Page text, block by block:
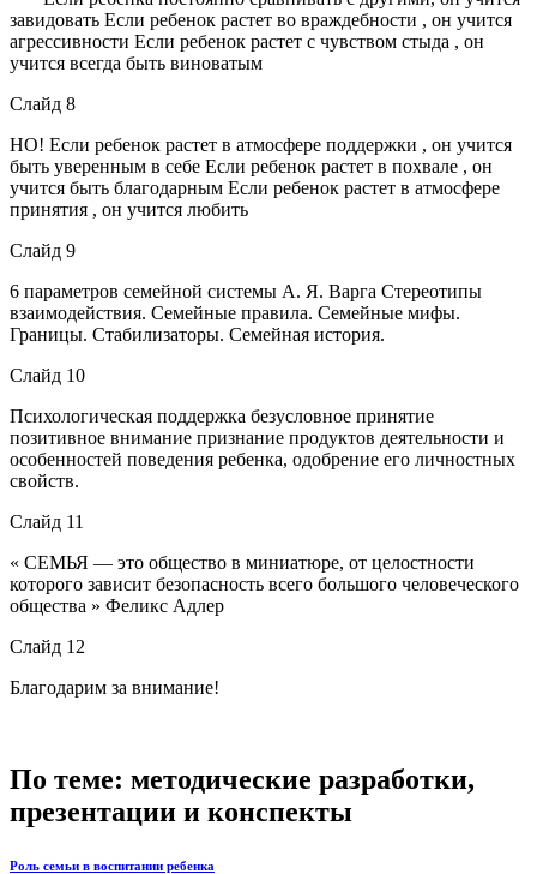
завидовать Если ребенок растет во враждебности , он учится
агрессивности Если ребенок растет с чувством стыда , он
учится всегда быть виноватым
Слайд 8
НО! Если ребенок растет в атмосфере поддержки , он учится
быть уверенным в себе Если ребенок растет в похвале , он
учится быть благодарным Если ребенок растет в атмосфере
принятия , он учится любить
Слайд 9
6 параметров семейной системы А. Я. Варга Стереотипы
взаимодействия. Семейные правила. Семейные мифы.
Границы. Стабилизаторы. Семейная история.
Слайд 10
Психологическая поддержка безусловное принятие
позитивное внимание признание продуктов деятельности и
особенностей поведения ребенка, одобрение его личностных
свойств.
Слайд 11
« СЕМЬЯ — это общество в миниатюре, от целостности
которого зависит безопасность всего большого человеческого
общества » Феликс Адлер
Слайд 12
Благодарим за внимание!
По теме: методические разработки,
презентации и конспекты
Роль семьи в воспитании ребенка